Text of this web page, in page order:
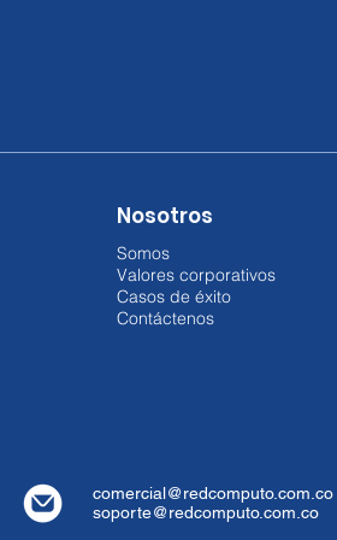
Nosotros
Somos
Valores corporativos
Casos de éxito
Contáctenos
comercial@redcomputo.com.co
soporte@redcomputo.com.co